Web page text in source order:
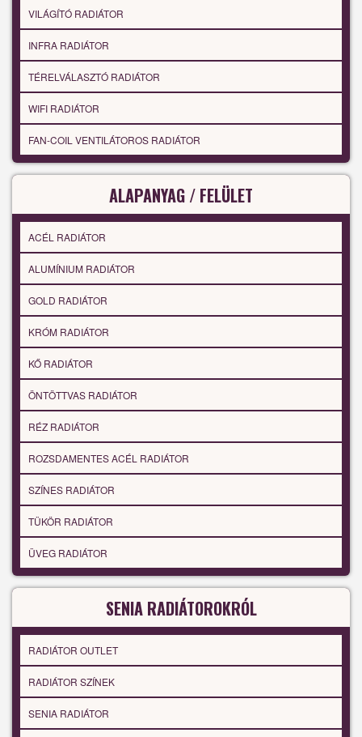
VILÁGÍTÓ RADIÁTOR
INFRA RADIÁTOR
TÉRELVÁLASZTÓ RADIÁTOR
WIFI RADIÁTOR
FAN-COIL VENTILÁTOROS RADIÁTOR
ALAPANYAG / FELÜLET
ACÉL RADIÁTOR
ALUMÍNIUM RADIÁTOR
GOLD RADIÁTOR
KRÓM RADIÁTOR
KŐ RADIÁTOR
ÖNTÖTTVAS RADIÁTOR
RÉZ RADIÁTOR
ROZSDAMENTES ACÉL RADIÁTOR
SZÍNES RADIÁTOR
TÜKÖR RADIÁTOR
ÜVEG RADIÁTOR
SENIA RADIÁTOROKRÓL
RADIÁTOR OUTLET
RADIÁTOR SZÍNEK
SENIA RADIÁTOR